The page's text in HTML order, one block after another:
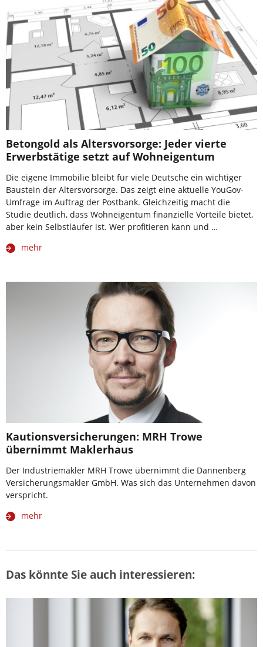
Betongold als Altersvorsorge: Jeder vierte
Erwerbstätige setzt auf Wohneigentum
Die eigene Immobilie bleibt für viele Deutsche ein wichtiger
Baustein der Altersvorsorge. Das zeigt eine aktuelle YouGov-
Umfrage im Auftrag der Postbank. Gleichzeitig macht die
Studie deutlich, dass Wohneigentum finanzielle Vorteile bietet,
aber kein Selbstläufer ist. Wer profitieren kann und …
mehr
Kautionsversicherungen: MRH Trowe
übernimmt Maklerhaus
Der Industriemakler MRH Trowe übernimmt die Dannenberg
Versicherungsmakler GmbH. Was sich das Unternehmen davon
verspricht.
mehr
Das könnte Sie auch interessieren: